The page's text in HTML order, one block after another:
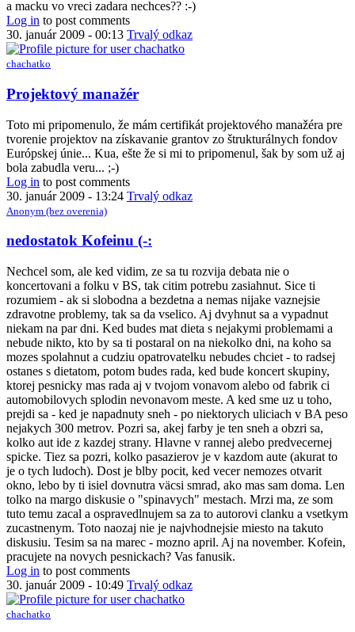
My
sme
začali
s
priateľkou
v
by
a macku vo vreci zadara nechces?? :-)
Log in to post comments
30. január 2009 - 00:13 Trvalý odkaz
chachatko
In
reply
to
My
sme
začali
s
priateľkou
v
by
petiar
Projektový manažér
Toto mi pripomenulo, že mám certifikát projektového manažéra pre
tvorenie projektov na získavanie grantov zo štrukturálnych fondov
Európskej únie... Kua, ešte že si mi to pripomenul, šak by som už aj
bola zabudla veru... ;-)
Log in to post comments
30. január 2009 - 13:24 Trvalý odkaz
Anonym (bez overenia)
In
reply
to
Suzy
by
chachatko
nedostatok Kofeinu (-:
Nechcel som, ale ked vidim, ze sa tu rozvija debata nie o
koncertovani a folku v BS, tak citim potrebu zasiahnut. Sice ti
rozumiem - ak si slobodna a bezdetna a nemas nijake vaznejsie
zdravotne problemy, tak sa da vselico. Aj dvyhnut sa a vypadnut
niekam na par dni. Ked budes mat dieta s nejakymi problemami a
nebude nikto, kto by sa ti postaral on na niekolko dni, na koho sa
mozes spolahnut a cudziu opatrovatelku nebudes chciet - to radsej
ostanes s dietatom, potom budes rada, ked bude koncert skupiny,
ktorej pesnicky mas rada aj v tvojom vonavom alebo od fabrik ci
automobilovych splodin nevonavom meste. A ked sme uz u toho,
prejdi sa - ked je napadnuty sneh - po niektorych uliciach v BA peso
nejakych 300 metrov. Pozri sa, akej farby je ten sneh a obzri sa,
kolko aut ide z kazdej strany. Hlavne v rannej alebo predvecernej
spicke. Tiez sa pozri, kolko pasazierov je v kazdom aute (akurat to
je o tych ludoch). Dost je blby pocit, ked vecer nemozes otvarit
okno, lebo by ti isiel dovnutra väcsi smrad, ako mas sam doma. Len
tolko na margo diskusie o "spinavych" mestach. Mrzi ma, ze som
tuto temu zacal a ospravedlnujem sa za to autorovi clanku a vsetkym
zucastnenym. Toto naozaj nie je najvhodnejsie miesto na takuto
diskusiu. Tesim sa na marec - mozno april. Aj na november. Kofein,
pracujete na novych pesnickach? Vas fanusik.
Log in to post comments
30. január 2009 - 10:49 Trvalý odkaz
chachatko